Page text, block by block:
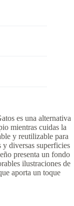
es una alternativa
mientras cuidas la
y reutilizable para
y diversas superficies
presenta un fondo
ilustraciones de
aporta un toque